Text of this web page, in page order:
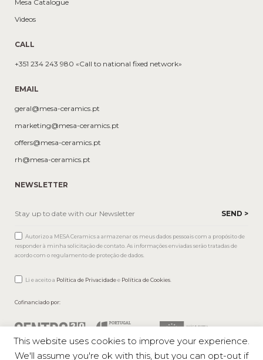
Mesa Catalogue
Videos
CALL
+351 234 243 980 «Call to national fixed network»
EMAIL
geral@mesa-ceramics.pt
marketing@mesa-ceramics.pt
offers@mesa-ceramics.pt
rh@mesa-ceramics.pt
NEWSLETTER
Autorizo a MESA Ceramics a armazenar os meus dados pessoais com a propósito de
responder à minha solicitação de contato. As informações enviadas serão tratadas de
acordo com o regulamento de proteção de dados.
Li e aceito a Política de Privacidadee Política de Cookies.
Cofinanciado por:
This website uses cookies to improve your experience.
We'll assume you're ok with this, but you can opt-out if